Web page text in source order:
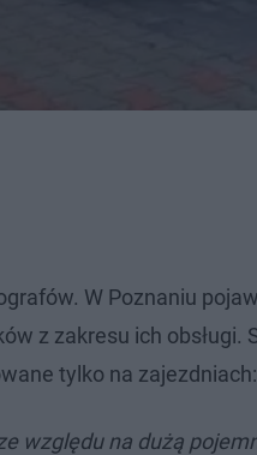
W Poznaniu
z zakresu ich
tylko na zajezdniach:
względu na dużą